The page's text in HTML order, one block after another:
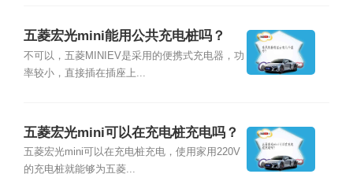
五菱宏光mini能用公共充电桩吗？
不可以，五菱MINIEV是采用的便携式充电器，功
率较小，直接插在插座上...
五菱宏光mini可以在充电桩充电吗？
五菱宏光mini可以在充电桩充电，使用家用220V
的充电桩就能够为五菱...